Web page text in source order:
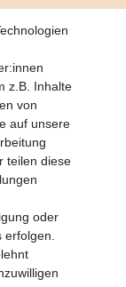
z.B. Inhalte
von
auf unsere
teilen diese
oder